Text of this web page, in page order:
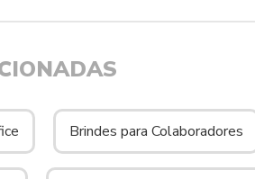
Brindes para Colaboradores